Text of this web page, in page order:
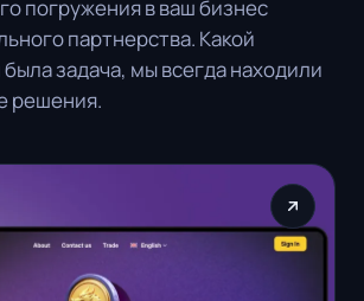
погружения в ваш бизнес
партнерства. Какой
задача, мы всегда находили
решения.